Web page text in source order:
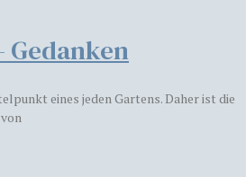
Gedanken
eines jeden Gartens. Daher ist die